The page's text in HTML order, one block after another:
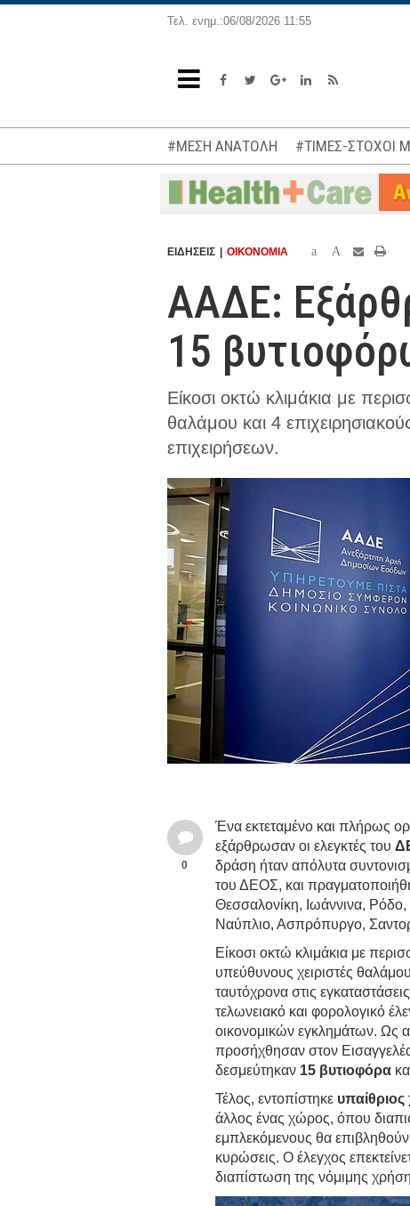
Τελ. ενημ.:06/08/2026 11:55
#ΜΕΣΗ ΑΝΑΤΟΛΗ #ΤΙΜΕΣ-ΣΤΟΧΟΙ
ΕΙΔΗΣΕΙΣ ΟΙΚΟΝΟΜΙΑ a A
ΑΑΔΕ:
15
Είκοσι οκτώ κλιμάκια με
θαλάμου και 4
επιχειρήσεων.
0
Ένα εκτεταμένο και πλήρως
εξάρθρωσαν οι ελεγκτές του
δράση ήταν απόλυτα
του ΔΕΟΣ, και
Θεσσαλονίκη, Ιωάννινα,
Ναύπλιο, Ασπρόπυργο,
Είκοσι οκτώ κλιμάκια με
υπεύθυνους χειριστές
ταυτόχρονα στις
τελωνειακό και φορολογικό
οικονομικών εγκλημάτων. Ως
προσήχθησαν στον
δεσμεύτηκαν 15 βυτιοφόρα
Τέλος, εντοπίστηκε υπαίθριος
άλλος ένας χώρος, όπου
εμπλεκόμενους θα επιβληθούν
κυρώσεις. Ο έλεγχος
διαπίστωση της νόμιμης